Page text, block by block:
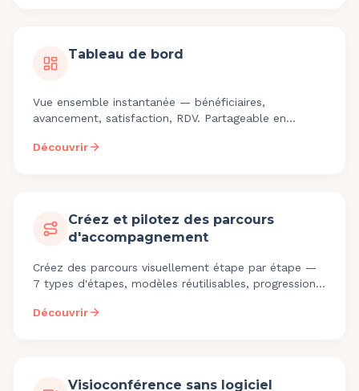
Tableau de bord
Vue ensemble instantanée — bénéficiaires,
avancement, satisfaction, RDV. Partageable en
Découvrir
Créez et pilotez des parcours
d'accompagnement
Créez des parcours visuellement étape par étape —
7 types d'étapes, modèles réutilisables, progression
Découvrir
Visioconférence sans logiciel